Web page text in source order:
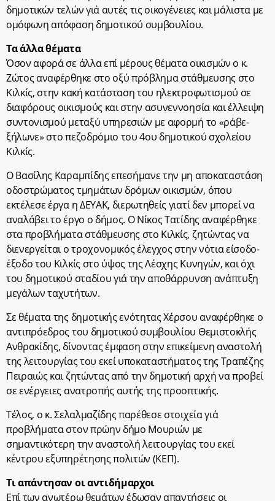
δημοτικών τελών γιά αυτές τις οικογένειες και μάλιστα με
ομόφωνη απόφαση δημοτικού συμβουλίου.
Τα άλλα θέματα
Όσον αφορά σε άλλα επί μέρους θέματα οικισμών ο κ.
Ζώτος αναφέρθηκε στο οξύ πρόβλημα στάθμευσης στο
Κιλκίς, στην κακή κατάσταση του ηλεκτροφωτισμού σε
διαφόρους οικισμούς και στην ασυνεννοησία και έλλειψη
συντονισμού μεταξύ υπηρεσιών με αφορμή το «ράβε-
ξήλωνε» στο πεζοδρόμιο του 4ου δημοτικού σχολείου
Κιλκίς.
Ο Βασίλης Καραμπίδης επεσήμανε την μη αποκαταστάση
οδοστρώματος τμημάτων δρόμων οικισμών, όπου
εκτέλεσε έργα η ΔΕΥΑΚ, διερωτηθείς γιατί δεν μπορεί να
αναλάβει το έργο ο δήμος. Ο Νίκος Τατίδης αναφέρθηκε
στα προβλήματα στάθμευσης στο Κιλκίς, ζητώντας να
διενεργείται ο τροχονομικός έλεγχος στην νότια είσοδο-
έξοδο του Κιλκίς στο ύψος της Λέσχης Κυνηγών, και όχι
του δημοτικού σταδίου γιά την αποθάρρυνση ανάπτυξη
μεγάλων ταχυτήτων.
Σε θέματα της δημοτικής ενότητας Χέρσου αναφέρθηκε ο
αντιπρόεδρος του δημοτικού συμβουλίου Θεμιστοκλής
Ανθρακίδης, δίνοντας έμφαση στην επικείμενη αναστολή
της λειτουργίας του εκεί υποκαταστήματος της Τραπέζης
Πειραιώς και ζητώντας από την δημοτική αρχή να προβεί
σε ενέργειες ανατροπής αυτής της προοπτικής.
Τέλος, ο κ. Σελαλμαζίδης παρέθεσε στοιχεία γιά
προβλήματα στον πρώην δήμο Μουριών με
σημαντικότερη την αναστολή λειτουργίας του εκεί
κέντρου εξυπηρέτησης πολιτών (ΚΕΠ).
Τι απάντησαν οι αντιδήμαρχοι
Επί των ανωτέρω θεμάτων έδωσαν απαντήσεις οι